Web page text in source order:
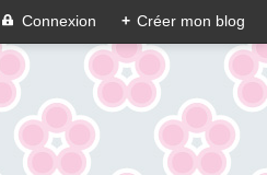
Connexion + Créer mon blog